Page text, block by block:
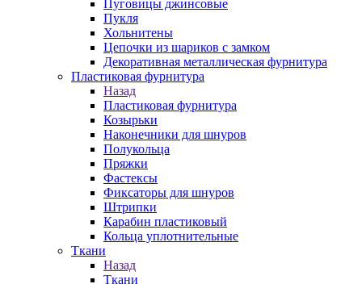
Пуговицы джинсовые
Пукля
Хольнитены
Цепочки из шариков с замком
Декоративная металлическая фурнитура
Пластиковая фурнитура
Назад
Пластиковая фурнитура
Козырьки
Наконечники для шнуров
Полукольца
Пряжки
Фастексы
Фиксаторы для шнуров
Штрипки
Карабин пластиковый
Кольца уплотнительные
Ткани
Назад
Ткани